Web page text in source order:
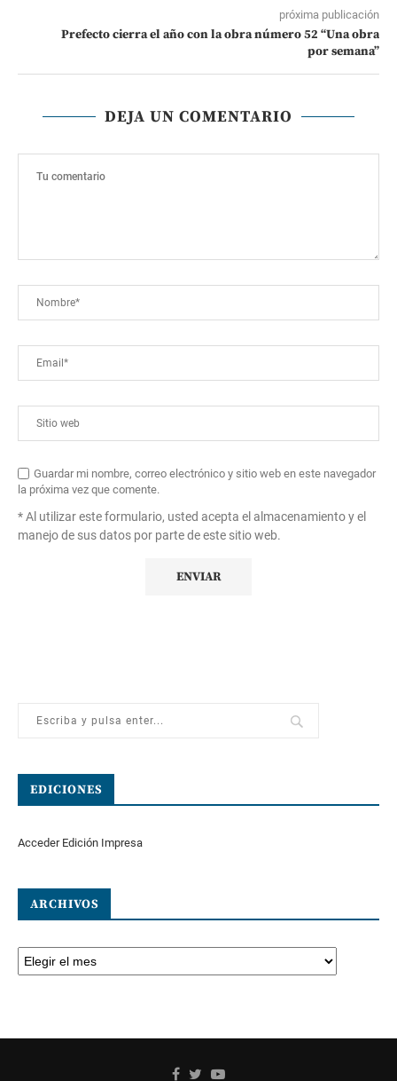
próxima publicación
Prefecto cierra el año con la obra número 52 “Una obra
por semana”
DEJA UN COMENTARIO
Guardar mi nombre, correo electrónico y sitio web en este navegador
la próxima vez que comente.
* Al utilizar este formulario, usted acepta el almacenamiento y el
manejo de sus datos por parte de este sitio web.
EDICIONES
Acceder Edición Impresa
ARCHIVOS